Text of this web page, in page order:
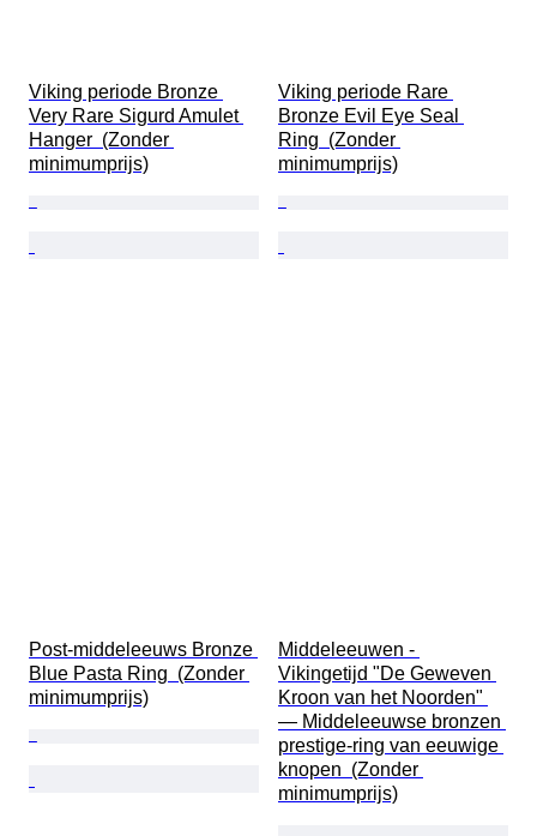
Viking periode Bronze
Very Rare Sigurd Amulet
Hanger  (Zonder
minimumprijs)
Viking periode Rare
Bronze Evil Eye Seal
Ring  (Zonder
minimumprijs)
Post-middeleeuws Bronze
Blue Pasta Ring  (Zonder
minimumprijs)
Middeleeuwen -
Vikingetijd "De Geweven
Kroon van het Noorden"
— Middeleeuwse bronzen
prestige-ring van eeuwige
knopen  (Zonder
minimumprijs)